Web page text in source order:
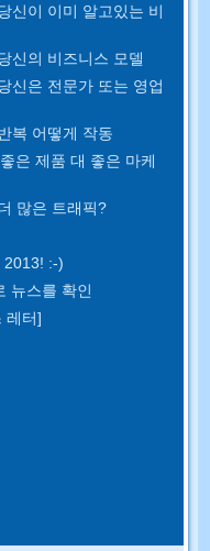
신이 이미 알고있는 비
신의 비즈니스 모델
신은 전문가 또는 영업
복 어떻게 작동
은 제품 대 좋은 마케
많은 트래픽?
:-)
뉴스를 확인
레터]